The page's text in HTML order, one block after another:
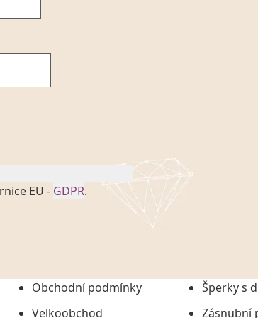
EU - GDPR.
č. 101/2000 Sb. v
uchováním veškerých
údajů či jako jeho
informací, nejdéle
Obchodní podmínky
Velkoobchod
Šperky s
Zásnubní